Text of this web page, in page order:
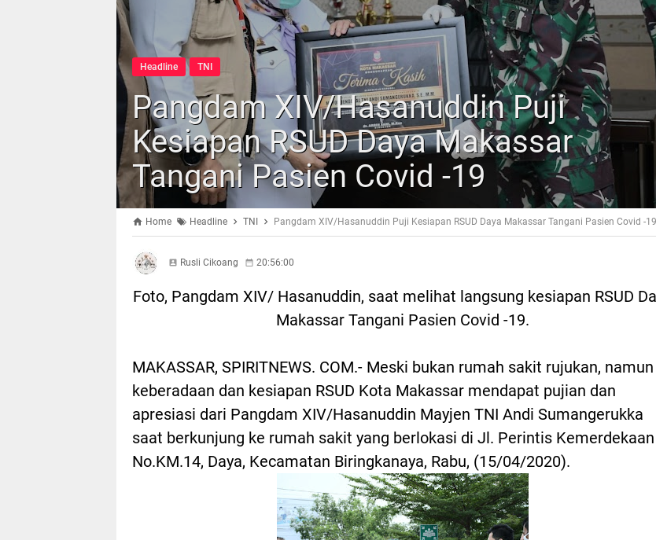
Headline TNI
Pangdam XIV/Hasanuddin Puji
Kesiapan RSUD Daya Makassar
Tangani Pasien Covid -19
Home Headline TNI Pangdam XIV/Hasanuddin Puji Kesiapan RSUD Daya Makassar Tangani Pasien Covid -19
Rusli Cikoang 20:56:00
Foto, Pangdam XIV/ Hasanuddin, saat melihat langsung kesiapan RSUD
Makassar Tangani Pasien Covid -19.
MAKASSAR, SPIRITNEWS. COM.- Meski bukan rumah sakit rujukan, namun
keberadaan dan kesiapan RSUD Kota Makassar mendapat pujian dan
apresiasi dari Pangdam XIV/Hasanuddin Mayjen TNI Andi Sumangerukka
saat berkunjung ke rumah sakit yang berlokasi di Jl. Perintis Kemerdekaan
No.KM.14, Daya, Kecamatan Biringkanaya, Rabu, (15/04/2020).